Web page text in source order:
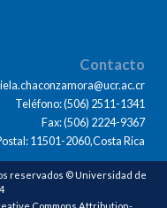
Contacto
Teléfono: (506) 2511-1341
Fax: (506) 2224-9367
11501-2060,Costa Rica
reservados © Universidad de